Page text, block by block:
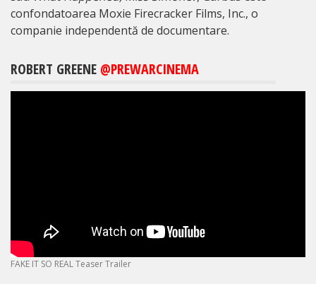
confondatoarea Moxie Firecracker Films, Inc., o
companie independentă de documentare.
ROBERT GREENE @PREWARCINEMA
FAKE IT SO REAL Teaser Trailer